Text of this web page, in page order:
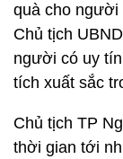
quà cho
Chủ tịch
người có uy
tích xuất sắc
Chủ tịch TP
thời gian tới